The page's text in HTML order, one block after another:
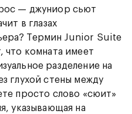
— джуниор сьют
в глазах
Термин Junior Suite
что комната имеет
разделение на
глухой стены между
просто слово «сюит»
указывающая на